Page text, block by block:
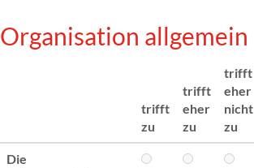
Organisation allgemein
trifft
zu
trifft
eher
zu
trifft
eher
nicht
zu
Die